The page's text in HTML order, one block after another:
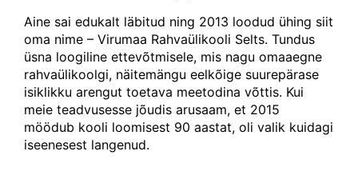
Aine sai edukalt läbitud ning 2013 loodud ühing siit
oma nime – Virumaa Rahvaülikooli Selts. Tundus
üsna loogiline ettevõtmisele, mis nagu omaaegne
rahvaülikoolgi, näitemängu eelkõige suurepärase
isiklikku arengut toetava meetodina võttis. Kui
meie teadvusesse jõudis arusaam, et 2015
möödub kooli loomisest 90 aastat, oli valik kuidagi
iseenesest langenud.